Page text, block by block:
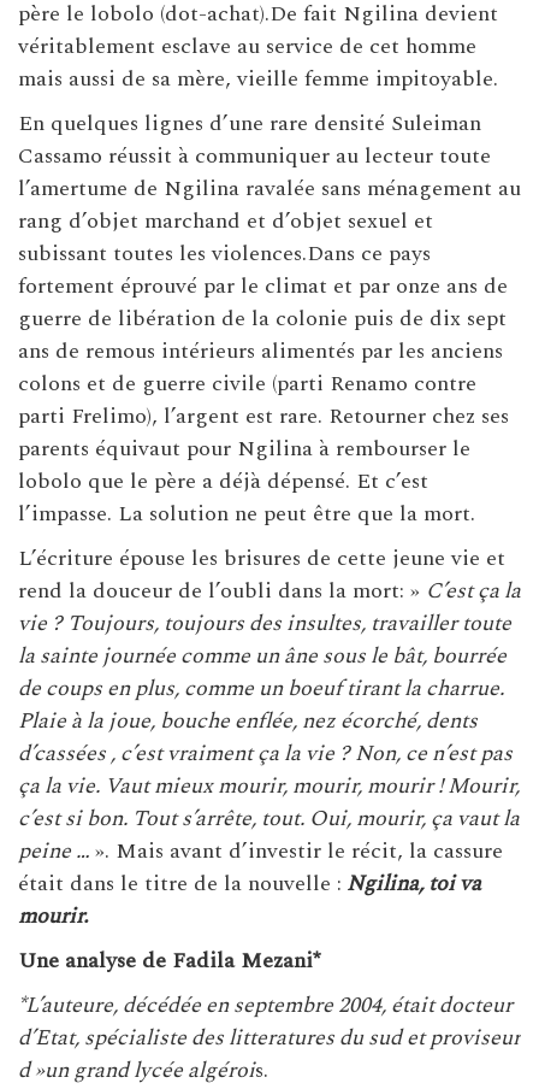
père le lobolo (dot-achat).De fait Ngilina devient
véritablement esclave au service de cet homme
mais aussi de sa mère, vieille femme impitoyable.
En quelques lignes d’une rare densité Suleiman
Cassamo réussit à communiquer au lecteur toute
l’amertume de Ngilina ravalée sans ménagement au
rang d’objet marchand et d’objet sexuel et
subissant toutes les violences.Dans ce pays
fortement éprouvé par le climat et par onze ans de
guerre de libération de la colonie puis de dix sept
ans de remous intérieurs alimentés par les anciens
colons et de guerre civile (parti Renamo contre
parti Frelimo), l’argent est rare. Retourner chez ses
parents équivaut pour Ngilina à rembourser le
lobolo que le père a déjà dépensé. Et c’est
l’impasse. La solution ne peut être que la mort.
L’écriture épouse les brisures de cette jeune vie et
rend la douceur de l’oubli dans la mort: » C’est ça la
vie ? Toujours, toujours des insultes, travailler toute
la sainte journée comme un âne sous le bât, bourrée
de coups en plus, comme un boeuf tirant la charrue.
Plaie à la joue, bouche enflée, nez écorché, dents
d’cassées , c’est vraiment ça la vie ? Non, ce n’est pas
ça la vie. Vaut mieux mourir, mourir, mourir ! Mourir,
c’est si bon. Tout s’arrête, tout. Oui, mourir, ça vaut la
peine …». Mais avant d’investir le récit, la cassure
était dans le titre de la nouvelle : Ngilina, toi va
mourir.
Une analyse de Fadila Mezani*
*L’auteure, décédée en septembre 2004, était docteur
d’Etat, spécialiste des litteratures du sud et proviseur
d »un grand lycée algérois.